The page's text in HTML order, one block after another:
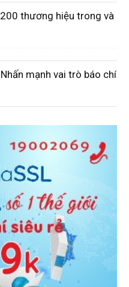
thương hiệu trong và
mạnh vai trò báo chí